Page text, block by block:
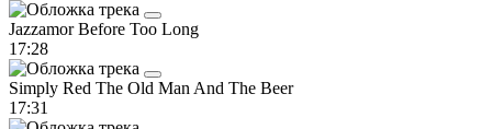
JazzamorBefore Too Long
17:28
Simply Red The Old Man And The Beer
17:31